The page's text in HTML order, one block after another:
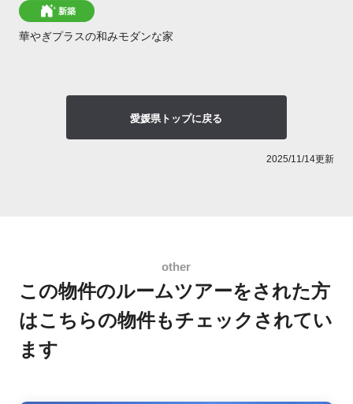
新築
華やぎプラスの和みモダンな家
愛媛県トップに戻る
2025/11/14更新
この物件のルームツアーをされた方
はこちらの物件もチェックされてい
ます